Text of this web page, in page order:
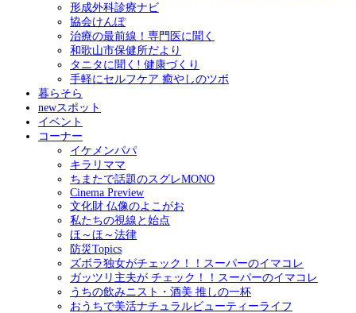
形成外科診療ナビ
協会けんぽ
治療の最前線！専門医に聞く
和歌山市保健所だより
タニタに聞く! 健康づくり
手軽にセルフケア 癒やしのツボ
暮らそら
newスポット
イベント
コーナー
イケメンパパ
キラリママ
ちまたで話題のスグレMONO
Cinema Preview
文化財 仏像のよこがお
私たちの視線と始点
ほ～ほ～法律
防災Topics
ズボラ独女がチェック！！スーパーのイマコレ
ガッツリ主夫が チェック！！スーパーのイマコレ
うちの飲みニスト・酒美 推しの一杯
おうちで美活ナチュラルビューティーライフ